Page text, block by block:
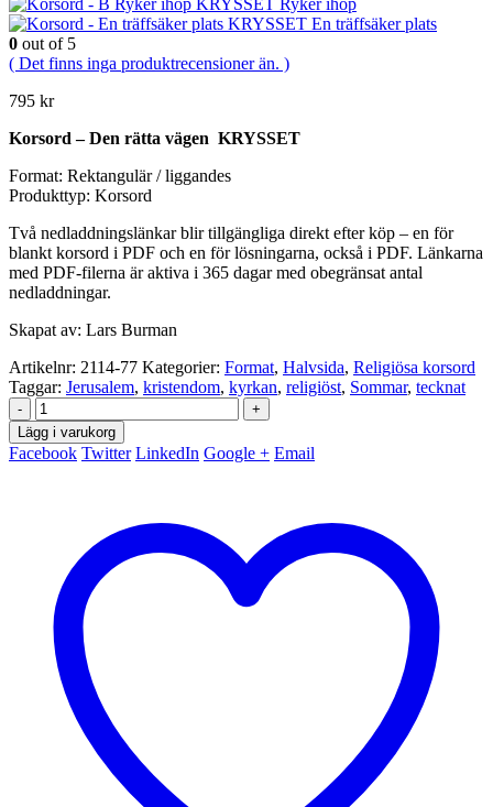
En träffsäker plats
0 out of 5
( Det finns inga produktrecensioner än. )
795 kr
Korsord – Den rätta vägen KRYSSET
Format: Rektangulär / liggandes
Produkttyp: Korsord
Två nedladdningslänkar blir tillgängliga direkt efter köp – en för
blankt korsord i PDF och en för lösningarna, också i PDF. Länkarna
med PDF-filerna är aktiva i 365 dagar med obegränsat antal
nedladdningar.
Skapat av: Lars Burman
Artikelnr: 2114-77 Kategorier: Format, Halvsida, Religiösa korsord
Taggar: Jerusalem, kristendom, kyrkan, religiöst, Sommar, tecknat
-
+
Lägg i varukorg
Facebook Twitter LinkedIn Google + Email